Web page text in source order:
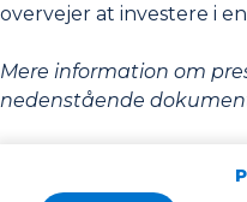
overvejer at investere i
Mere information om
nedenstående